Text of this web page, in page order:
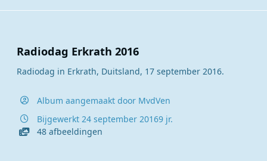
Radiodag Erkrath 2016
Radiodag in Erkrath, Duitsland, 17 september 2016.
Album aangemaakt door MvdVen
Bijgewerkt 24 september 20169 jr.
48 afbeeldingen